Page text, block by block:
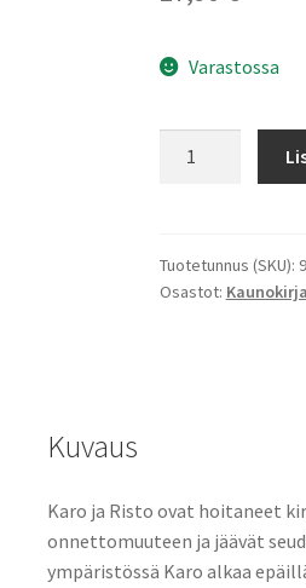
Varastossa
Tuotetunnus (SKU):
Osastot:
Kuvaus
Karo ja Risto ovat hoitaneet
onnettomuuteen ja jäävät
ympäristössä Karo alkaa